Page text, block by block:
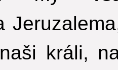
králi,